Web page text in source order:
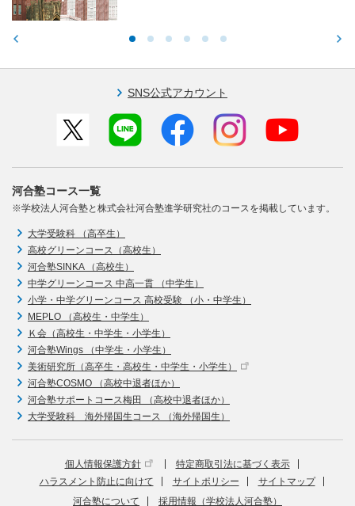
SNS公式アカウント
河合塾コース一覧
※学校法人河合塾と株式会社河合塾進学研究社のコースを掲載しています。
大学受験科 （高卒生）
高校グリーンコース（高校生）
河合塾SINKA （高校生）
中学グリーンコース 中高一貫 （中学生）
小学・中学グリーンコース 高校受験 （小・中学生）
MEPLO （高校生・中学生）
Ｋ会（高校生・中学生・小学生）
河合塾Wings （中学生・小学生）
美術研究所（高卒生・高校生・中学生・小学生）
河合塾COSMO （高校中退者ほか）
河合塾サポートコース梅田 （高校中退者ほか）
大学受験科 海外帰国生コース （海外帰国生）
個人情報保護方針
特定商取引法に基づく表示
ハラスメント防止に向けて
サイトポリシー
サイトマップ
河合塾について
採用情報（学校法人河合塾）